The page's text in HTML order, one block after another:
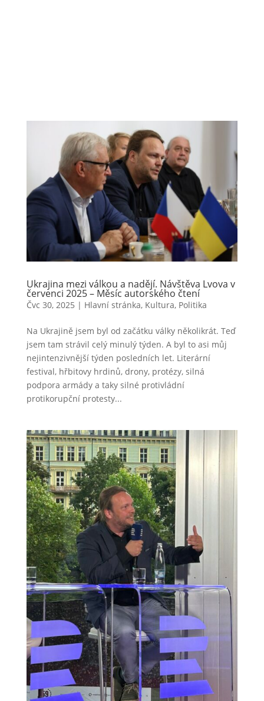
Ukrajina mezi válkou a nadějí. Návštěva Lvova v
červenci 2025 – Měsíc autorského čtení
Čvc 30, 2025 | Hlavní stránka, Kultura, Politika
Na Ukrajině jsem byl od začátku války několikrát. Teď
jsem tam strávil celý minulý týden. A byl to asi můj
nejintenzivnější týden posledních let. Literární
festival, hřbitovy hrdinů, drony, protézy, silná
podpora armády a taky silné protivládní
protikorupční protesty...